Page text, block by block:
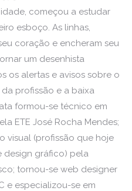
começou a estudar
esboço. As linhas,
coração e encheram seu
um desenhista
os alertas e avisos sobre o
profissão e a baixa
formou-se técnico em
ETE José Rocha Mendes;
visual (profissão que hoje
design gráfico) pela
tornou-se web designer
e especializou-se em